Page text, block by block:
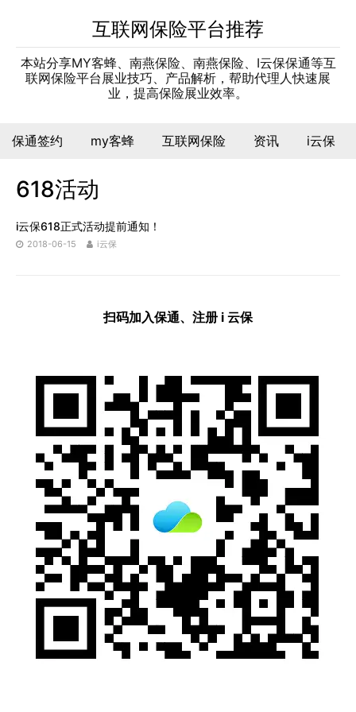
互联网保险平台推荐
本站分享MY客蜂、南燕保险、南燕保险、I云保保通等互
联网保险平台展业技巧、产品解析，帮助代理人快速展
业，提高保险展业效率。
保通签约 my客蜂 互联网保险 资讯 i云保
618活动
i云保618正式活动提前通知！
2018-06-15 i云保
扫码加入保通、注册 i 云保